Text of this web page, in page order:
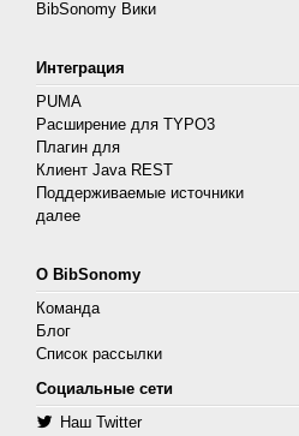
BibSonomy Вики
Интеграция
PUMA
Расширение для TYPO3
Плагин для
Клиент Java REST
Поддерживаемые источники
далее
О BibSonomy
Команда
Блог
Список рассылки
Социальные сети
Наш Twitter